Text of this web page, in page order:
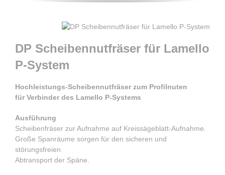
DP Scheibennutfräser für Lamello
P-System
Hochleistungs-Scheibennutfräser zum Profilnuten
für Verbinder des Lamello P-Systems
Ausführung
Scheibenfräser zur Aufnahme auf Kreissägeblatt-Aufnahme.
Große Spanräume sorgen für den sicheren und
störungsfreien
Abtransport der Späne.